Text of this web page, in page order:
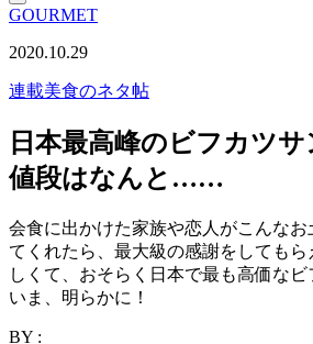
GOURMET
2020.10.29
連載美食のネタ帖
日本最高峰のビフカツ
値段はなんと……
会食に出かけた家族や恋人がこんなお
てくれたら、最大級の感謝をしても
しくて、おそらく日本で最も高価な
いま、明らかに！
BY :